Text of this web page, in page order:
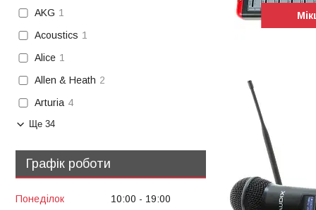
AKG 1
Acoustics 1
Alice 1
Allen & Heath 2
Arturia 4
Ще 34
Графік роботи
Понеділок 10:00
19:00